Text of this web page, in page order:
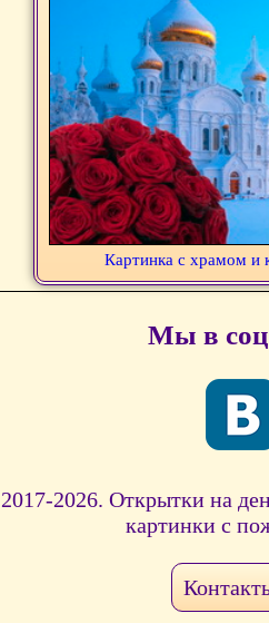
Картинка с храмом и
Мы в соц
2017-2026. Открытки на
картинки с